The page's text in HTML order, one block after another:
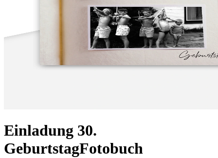
Einladung 30.
GeburtstagFotobuch